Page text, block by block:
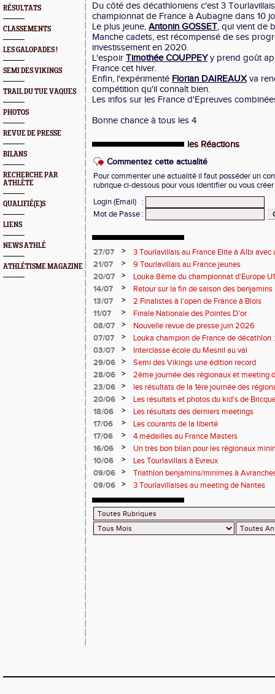
RÉSULTATS
CLASSEMENTS
LES GALOPADES !
SEMI DES VIKINGS
TRAIL DU TUE VAQUES
PHOTOS
REVUE DE PRESSE
BILANS
RECHERCHE PAR
ATHLÈTE
QUALIFIÉ(E)S
LIENS
NEWS ATHLÉ
ATHLÉTISME MAGAZINE
Du côté des décathloniens c'est 3
championnat de France à Aubagne dans 10
Le plus jeune, Antonin GOSSET, qui vient de
Manche cadets, est récompensé de ses
investissement en 2020.
L'espoir Timothée COUPPEYy prend goût
France cet hiver.
Enfin, l'expérimenté Florian DAIREAUXva
compétition qu'il connaît bien.
Les infos sur les France d'Epreuves
Bonne chance à tous les 4
les Réactions
Commentez cette actualité
Pour commenter une actualité il faut posséder un
rubrique ci-dessous pour vous identifier ou vous
Login (Email)
:
Mot de Passe :
27/07 >
3 Tourlavillais au France Elite à Albi
Juliette
21/07 >
9 Tourlavillais au France jeunes
20/07
>
Louka 8ème du championnat d'Europe
14/07
>
Retour sur la fin de saison des benjamins
13/07
>
2 Finalistes à l'open de France à Blois
11/07
>
Finale Nationale des Pointes D'or
08/07
>
Nouvelle revue de presse juin 2026
07/07
>
Louka champion de France de décathlon
points !
03/07 >
Interclasse école du Mesnil au val
29/06
>
Semi des Vikings une édition record
28/06
>
2ème journée des régionaux et meeting
23/06
>
les résultats de la 1ère journée des
2 titres
20/06 >
Les résultats et photos du kid's de
18/06
>
Les résultats des derniers meetings
17/06
>
Les courants de la liberté
17/06
>
4 médailles au France Masters
16/06
>
Un très bon bilan pour les régionaux
10/06
>
Les Tourlavillais à Evreux
09/06
>
Triathlon benjamins/minimes à
09/06
> 3 Tourlavillaises au meeting de Nantes